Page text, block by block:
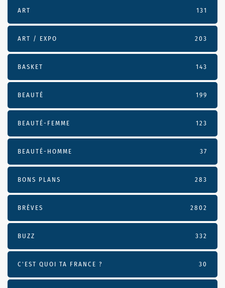
ART 131
ART / EXPO 203
BASKET 143
BEAUTÉ 199
BEAUTÉ-FEMME 123
BEAUTÉ-HOMME 37
BONS PLANS 283
BRÈVES 2802
BUZZ 332
C'EST QUOI TA FRANCE ? 30